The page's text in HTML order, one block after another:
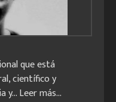
que está
científico y
y...Leer más...